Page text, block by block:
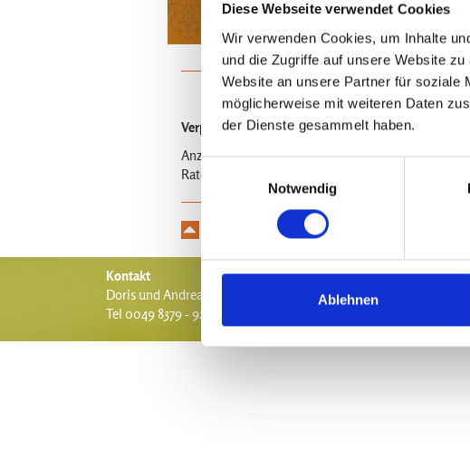
Diese Webseite verwendet Cookies
Wir verwenden Cookies, um Inhalte
und die Zugriffe auf unsere Website
Website an unsere Partner für soziale
möglicherweise mit weiteren Daten
der Dienste gesammelt haben.
Notwendig
Ablehnen
Texte
VerpflegungVollpension 56 Euro, Halbpension 45
Anzahlung lt.Jahresprogramm nach Erhalt der
Ratenzahlung möglich.
Kontakt
Doris undAndreas Schwarz •87448Niedersonthofen
Tel 0049 8379 - 92 96 69